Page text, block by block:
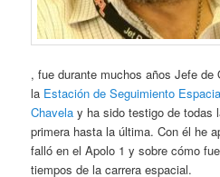
, fue durante muchos años Jefe
la Estación de Seguimiento
Chavela y ha sido testigo de todas
primera hasta la última. Con él he
falló en el Apolo 1 y sobre cómo
tiempos de la carrera espacial.